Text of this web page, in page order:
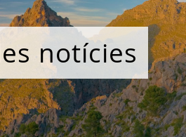
notícies